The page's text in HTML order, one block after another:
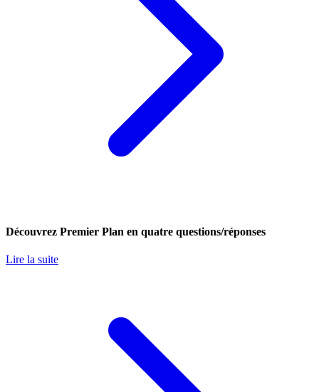
Découvrez Premier Plan en quatre questions/réponses
Lire la suite